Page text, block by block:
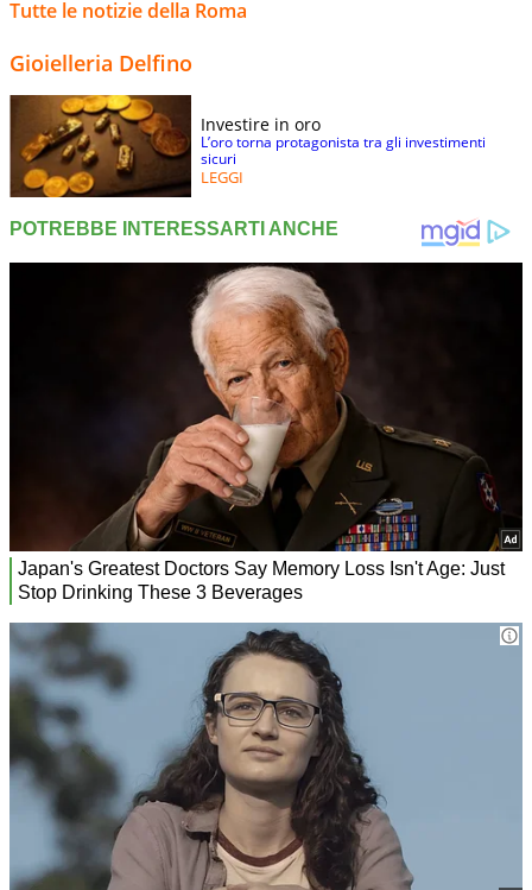
Tutte le notizie della Roma
Gioielleria Delfino
Investire in oro
L’oro torna protagonista tra gli investimenti
sicuri
LEGGI